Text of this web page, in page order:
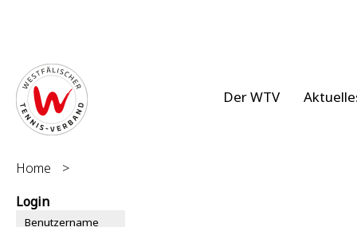
Der WTV
Home
>
Login